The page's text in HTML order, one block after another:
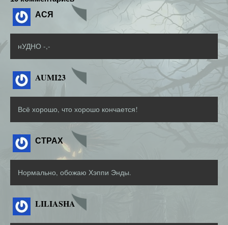
АСЯ
нУДНО -,-
AUMI23
Всё хорошо, что хорошо кончается!
СТРАХ
Нормально, обожаю Хэппи Энды.
LILIASHA